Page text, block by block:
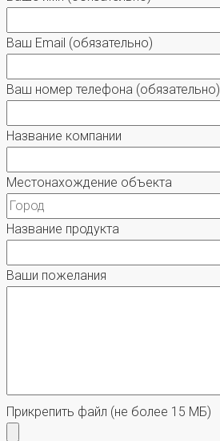
Ваш Email (обязательно)
Ваш номер телефона (обязательно)
Название компании
Местонахождение объекта
Название продукта
Ваши пожелания
Прикрепить файл (не более 15 МБ)